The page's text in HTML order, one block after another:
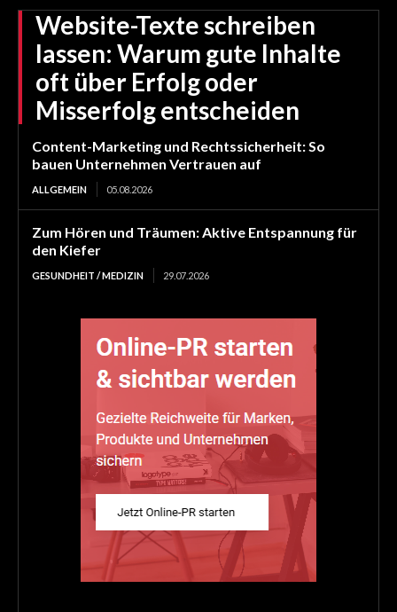
Website-Texte schreiben
lassen: Warum gute Inhalte
oft über Erfolg oder
Misserfolg entscheiden
Content-Marketing und Rechtssicherheit: So
bauen Unternehmen Vertrauen auf
ALLGEMEIN 05.08.2026
Zum Hören und Träumen: Aktive Entspannung für
den Kiefer
GESUNDHEIT / MEDIZIN 29.07.2026